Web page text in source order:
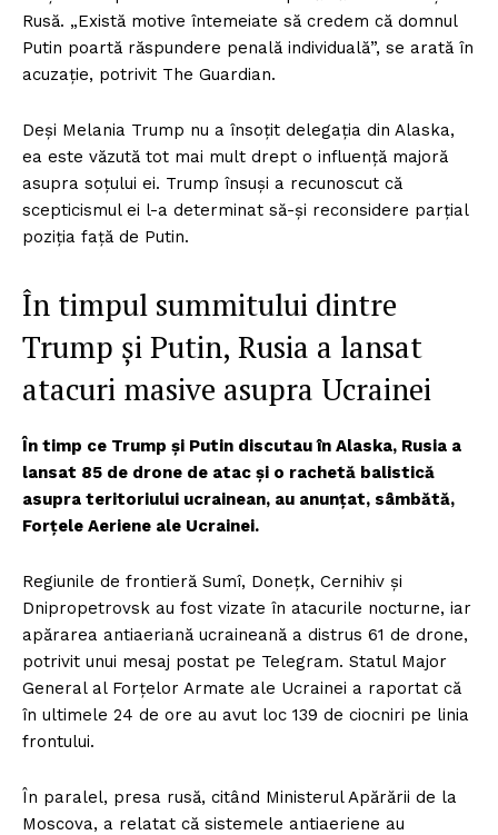
Rusă. „Există motive întemeiate să credem că domnul
Putin poartă răspundere penală individuală”, se arată în
acuzație, potrivit The Guardian.
Deși Melania Trump nu a însoțit delegația din Alaska,
ea este văzută tot mai mult drept o influență majoră
asupra soțului ei. Trump însuși a recunoscut că
scepticismul ei l-a determinat să-și reconsidere parțial
poziția față de Putin.
În timpul summitului dintre
Trump și Putin, Rusia a lansat
atacuri masive asupra Ucrainei
În timp ce Trump și Putin discutau în Alaska, Rusia a
lansat 85 de drone de atac și o rachetă balistică
asupra teritoriului ucrainean, au anunțat, sâmbătă,
Forțele Aeriene ale Ucrainei.
Regiunile de frontieră Sumî, Donețk, Cernihiv și
Dnipropetrovsk au fost vizate în atacurile nocturne, iar
apărarea antiaeriană ucraineană a distrus 61 de drone,
potrivit unui mesaj postat pe Telegram. Statul Major
General al Forțelor Armate ale Ucrainei a raportat că
în ultimele 24 de ore au avut loc 139 de ciocniri pe linia
frontului.
În paralel, presa rusă, citând Ministerul Apărării de la
Moscova, a relatat că sistemele antiaeriene au